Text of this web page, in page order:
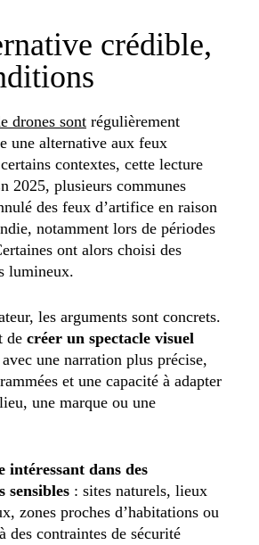
crédible,
drones sont régulièrement
une alternative aux feux
contextes, cette lecture
2025, plusieurs communes
des feux d’artifice en raison
notamment lors de périodes
ont alors choisi des
lumineux.
les arguments sont concrets.
de créer un spectacle visuel
avec une narration plus précise,
et une capacité à adapter
une marque ou une
intéressant dans des
sensibles : sites naturels, lieux
zones proches d’habitations ou
des contraintes de sécurité